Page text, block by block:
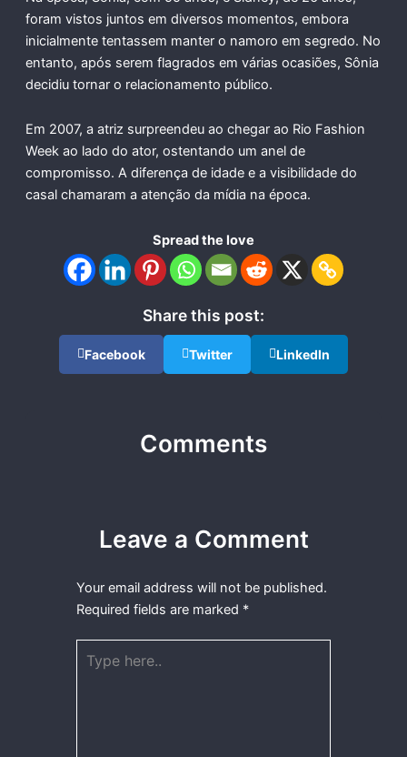
foram vistos juntos em diversos momentos, embora
inicialmente tentassem manter o namoro em segredo. No
entanto, após serem flagrados em várias ocasiões, Sônia
decidiu tornar o relacionamento público.
Em 2007, a atriz surpreendeu ao chegar ao Rio Fashion
Week ao lado do ator, ostentando um anel de
compromisso. A diferença de idade e a visibilidade do
casal chamaram a atenção da mídia na época.
Spread the love
Share this post:
Facebook Twitter LinkedIn
Comments
Leave a Comment
Your email address will not be published.
Required fields are marked *
here..